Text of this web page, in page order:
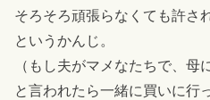
そろそろ頑張らなくても許さ
というかんじ。
（もし夫がマメなたちで、母
と言われたら一緒に買いに行